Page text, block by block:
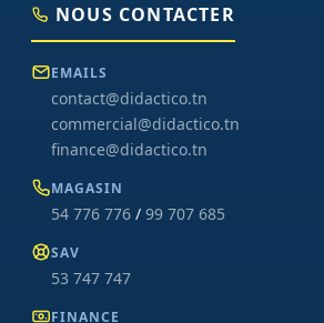
NOUS CONTACTER
EMAILS
contact@didactico.tn
commercial@didactico.tn
finance@didactico.tn
MAGASIN
54 776 776 / 99 707 685
SAV
53 747 747
FINANCE